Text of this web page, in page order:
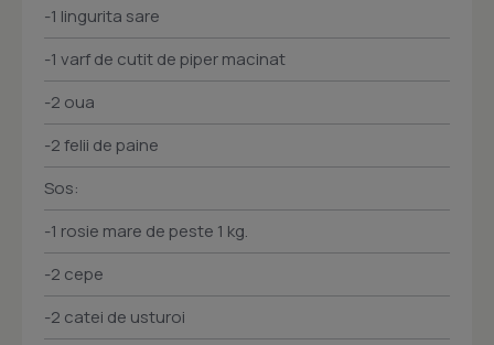
-1 lingurita sare
-1 varf de cutit de piper macinat
-2 oua
-2 felii de paine
Sos:
-1 rosie mare de peste 1 kg.
-2 cepe
-2 catei de usturoi